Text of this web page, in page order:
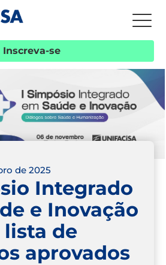
Inscreva-se
de 2025
Integrado
e Inovação
de
aprovados